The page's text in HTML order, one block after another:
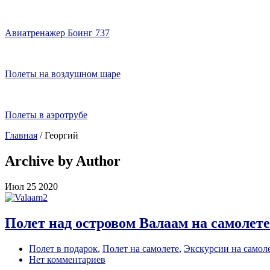
Авиатренажер Боинг 737
Полеты на воздушном шаре
Полеты в аэротрубе
Главная / Георгий
Archive by Author
Июл 25 2020
Полет над островом Валаам на
Полет в подарок, Полет на самолете, Экскурсии на
Нет комментариев